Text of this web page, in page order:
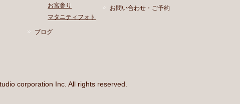
お宮参り
マタニティフォト
ブログ
お問い合わせ・ご予約
corporation Inc. All rights reserved.